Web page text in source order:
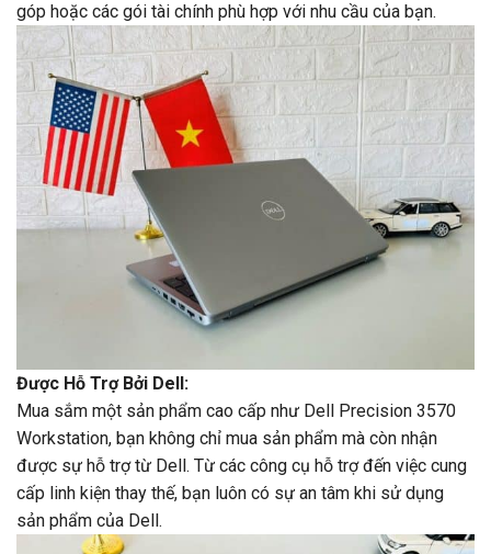
góp hoặc các gói tài chính phù hợp với nhu cầu của bạn.
Được Hỗ Trợ Bởi Dell:
Mua sắm một sản phẩm cao cấp như Dell Precision 3570
Workstation, bạn không chỉ mua sản phẩm mà còn nhận
được sự hỗ trợ từ Dell. Từ các công cụ hỗ trợ đến việc cung
cấp linh kiện thay thế, bạn luôn có sự an tâm khi sử dụng
sản phẩm của Dell.